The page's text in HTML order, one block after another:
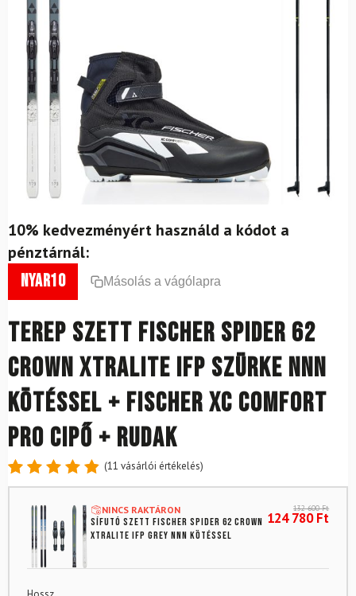
10% kedvezményért használd a kódot a
pénztárnál:
nyar10 Másolás a vágólapra
Terep szett FISCHER Spider 62
Crown Xtralite IFP szürke NNN
kötéssel + FISCHER XC Comfort
Pro cipő + rudak
Értékelés
4.91
5-ből,
11
értékelés
alapján
(11 vásárlói értékelés)
NINCS RAKTÁRON
Sífutó szett FISCHER Spider 62 Crown
Xtralite IFP Grey NNN kötéssel
132 600Ft
124 780Ft